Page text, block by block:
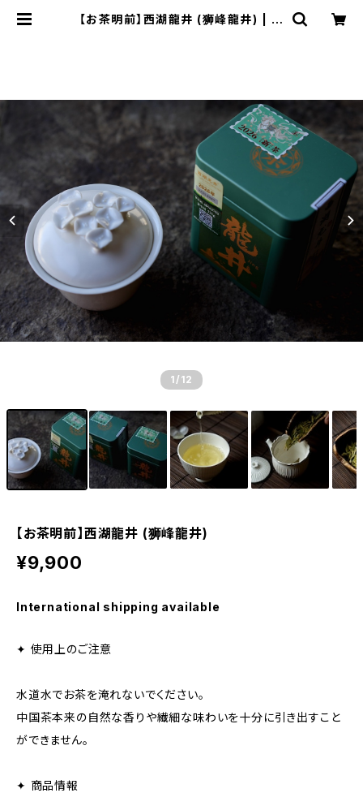
【お茶明前】西湖龍井 (狮峰龍井) | ic
1 /12
【お茶明前】西湖龍井 (狮峰龍井)
¥9,900
International shipping available
✦ 使用上のご注意
水道水でお茶を淹れないでください。
中国茶本来の自然な香りや繊細な味わいを十分に引き出すこと
ができません。
✦ 商品情報